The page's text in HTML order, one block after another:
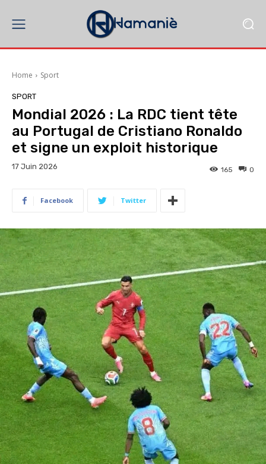
Home Sport
SPORT
Mondial 2026 : La RDC tient tête
au Portugal de Cristiano Ronaldo
et signe un exploit historique
17 Juin 2026 0
165
Facebook Twitter